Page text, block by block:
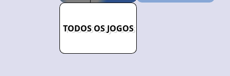
TODOS OS JOGOS